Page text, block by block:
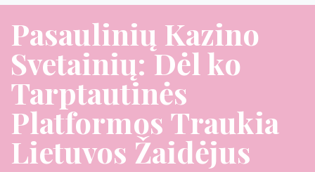
Pasaulinių Kazino
Svetainių: Dėl ko
Tarptautinės
Platformos Traukia
Lietuvos Žaidėjus